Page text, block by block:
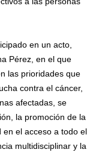
en un acto,
Pérez, en el que
las prioridades que
contra el cáncer,
afectadas, se
la promoción de la
en el acceso a todo el
multidisciplinar y la